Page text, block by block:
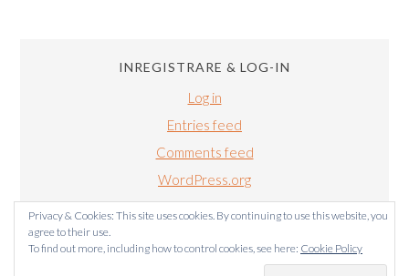
INREGISTRARE & LOG-IN
Log in
Entries feed
Comments feed
WordPress.org
Privacy & Cookies: This site uses cookies. By continuing to use this website, you
agree to their use.
To find out more, including how to control cookies, see here: Cookie Policy